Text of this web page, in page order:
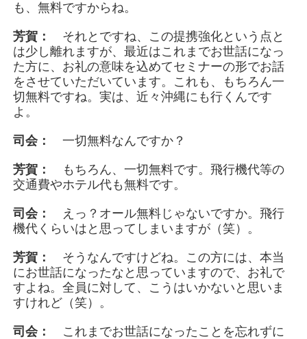
も、無料ですからね。
芳賀： それとですね、この提携強化という点と
は少し離れますが、最近はこれまでお世話になっ
た方に、お礼の意味を込めてセミナーの形でお話
をさせていただいています。これも、もちろん一
切無料ですね。実は、近々沖縄にも行くんです
よ。
司会： 一切無料なんですか？
芳賀：
もちろん、一切無料です。飛行機代等の
交通費やホテル代も無料です。
司会：
えっ？オール無料じゃないですか。飛行
機代くらいはと思ってしまいますが（笑）。
芳賀：
そうなんですけどね。この方には、本当
にお世話になったなと思っていますので、お礼で
すよね。全員に対して、こうはいかないと思いま
すけれど（笑）。
司会： これまでお世話になったことを忘れずに